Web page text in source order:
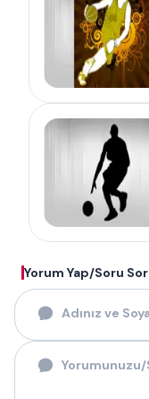
Yorum Yap/Soru Sor